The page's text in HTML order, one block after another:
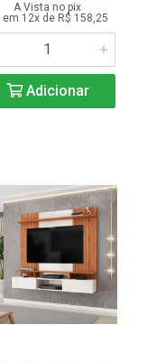
A Vista no pix
em 12x de R$ 158,25
Adicionar